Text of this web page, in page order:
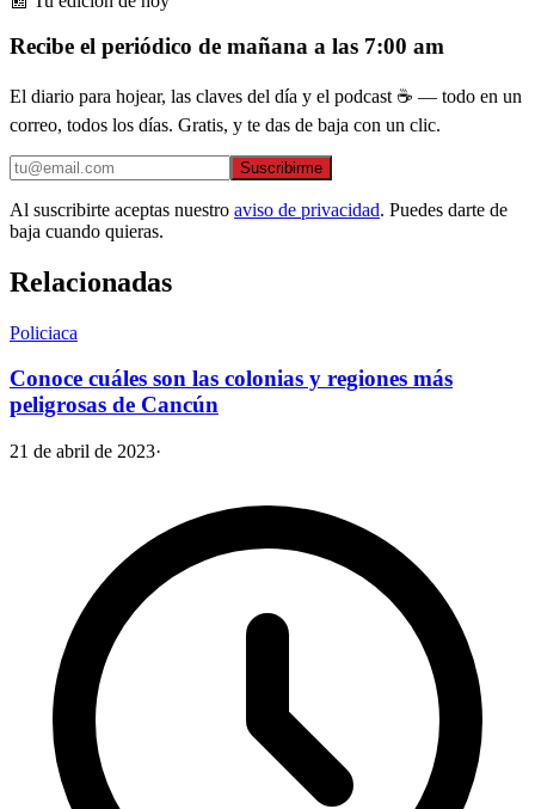
Recibe el periódico de mañana a las 7:00 am
El diario para hojear, las claves del día y el podcast ☕ — todo en un
correo, todos los días. Gratis, y te das de baja con un clic.
Suscribirme
Al suscribirte aceptas nuestro aviso de privacidad. Puedes darte de
baja cuando quieras.
Relacionadas
Policiaca
Conoce cuáles son las colonias y regiones más
peligrosas de Cancún
21 de abril de 2023·